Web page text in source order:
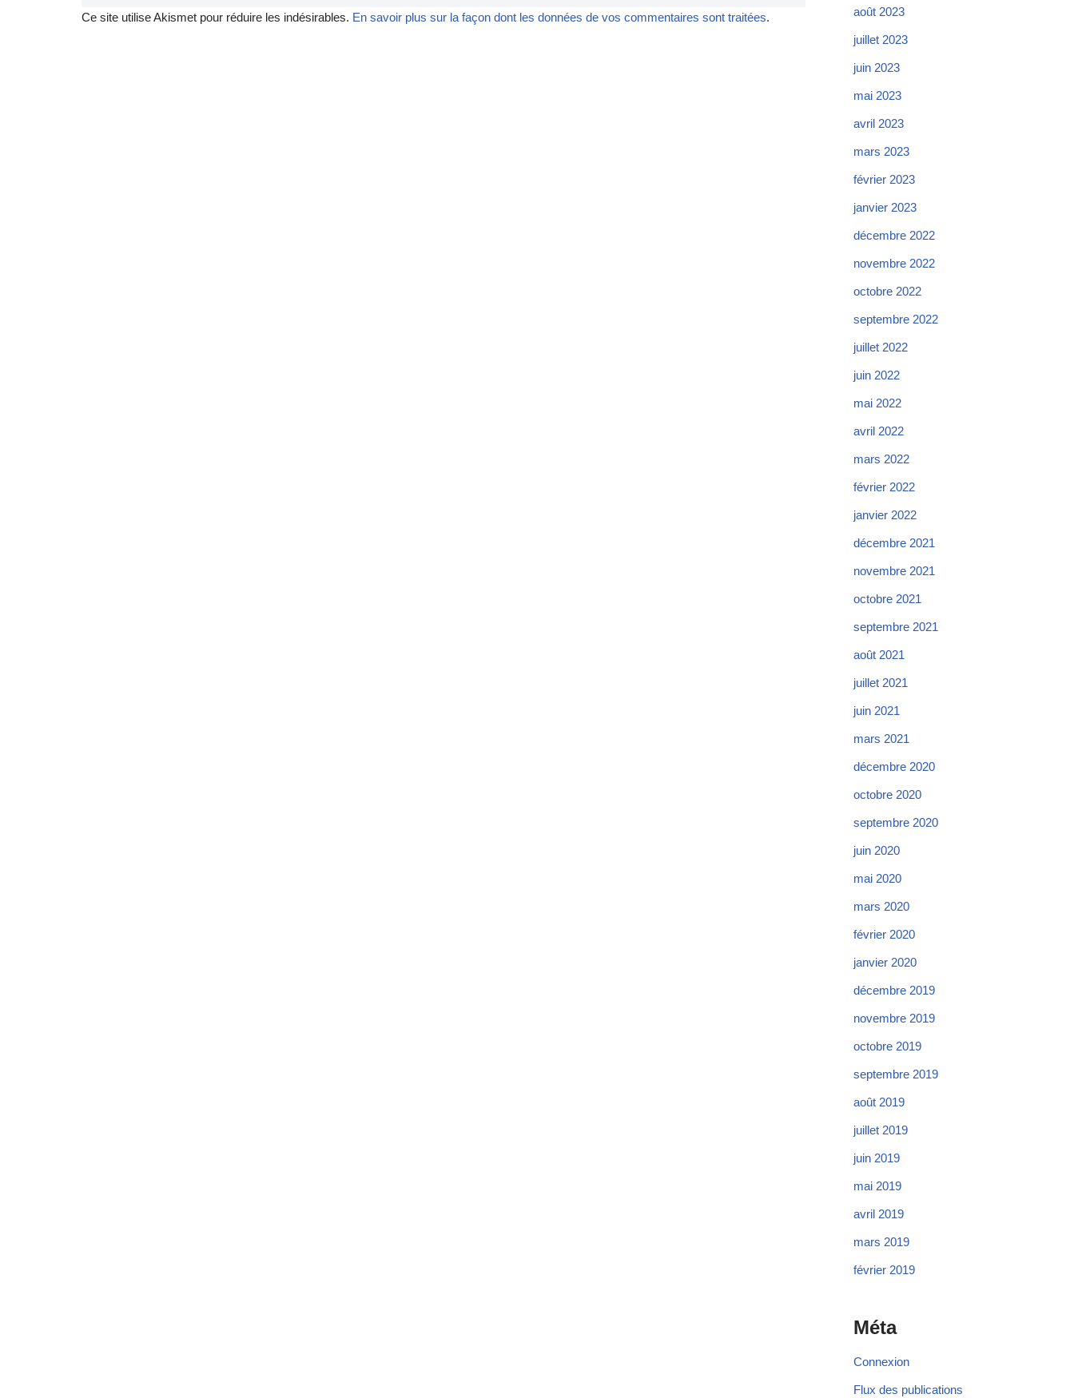
Ce site utilise Akismet pour réduire les indésirables. En savoir plus sur la façon dont les données de vos commentaires sont traitées. août 2023
juillet 2023
juin 2023
mai 2023
avril 2023
mars 2023
février 2023
janvier 2023
décembre 2022
novembre 2022
octobre 2022
septembre 2022
juillet 2022
juin 2022
mai 2022
avril 2022
mars 2022
février 2022
janvier 2022
décembre 2021
novembre 2021
octobre 2021
septembre 2021
août 2021
juillet 2021
juin 2021
mars 2021
décembre 2020
octobre 2020
septembre 2020
juin 2020
mai 2020
mars 2020
février 2020
janvier 2020
décembre 2019
novembre 2019
octobre 2019
septembre 2019
août 2019
juillet 2019
juin 2019
mai 2019
avril 2019
mars 2019
février 2019
Méta
Connexion
Flux des publications